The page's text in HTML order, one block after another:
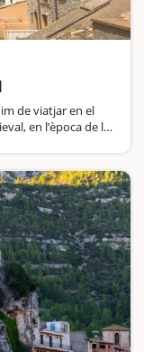
de viatjar en el
en l’època de les